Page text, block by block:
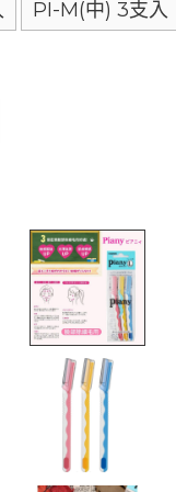
PI-M(中) 3支入